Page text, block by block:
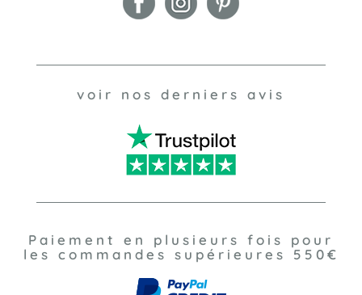
voir nos derniers avis
Paiement en plusieurs fois pour
les commandes supérieures 550€